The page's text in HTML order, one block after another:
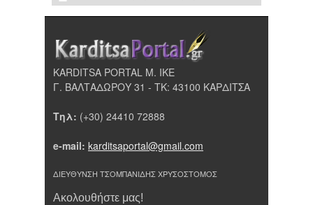
KARDITSA PORTAL Μ. ΙΚΕ
Γ. ΒΑΛΤΑΔΩΡΟΥ 31 - ΤΚ: 43100 ΚΑΡΔΙΤΣΑ
Τηλ: (+30) 24410 72888
e-mail: karditsaportal@gmail.com
ΔΙΕΥΘΥΝΣΗ ΤΣΟΜΠΑΝΙΔΗΣ ΧΡΥΣΟΣΤΟΜΟΣ
Ακολουθήστε μας!